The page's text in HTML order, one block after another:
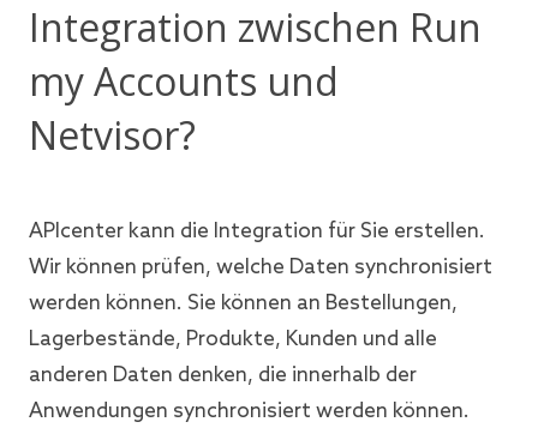
Integration zwischen Run
my Accounts und
Netvisor?
APIcenter kann die Integration für Sie erstellen.
Wir können prüfen, welche Daten synchronisiert
werden können. Sie können an Bestellungen,
Lagerbestände, Produkte, Kunden und alle
anderen Daten denken, die innerhalb der
Anwendungen synchronisiert werden können.